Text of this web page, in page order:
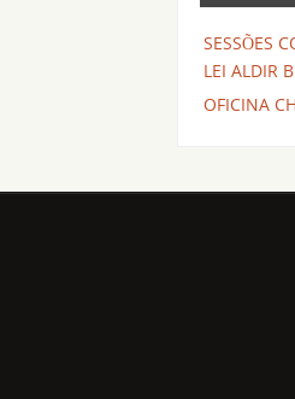
SESSÕES
LEI ALDIR
OFICINA